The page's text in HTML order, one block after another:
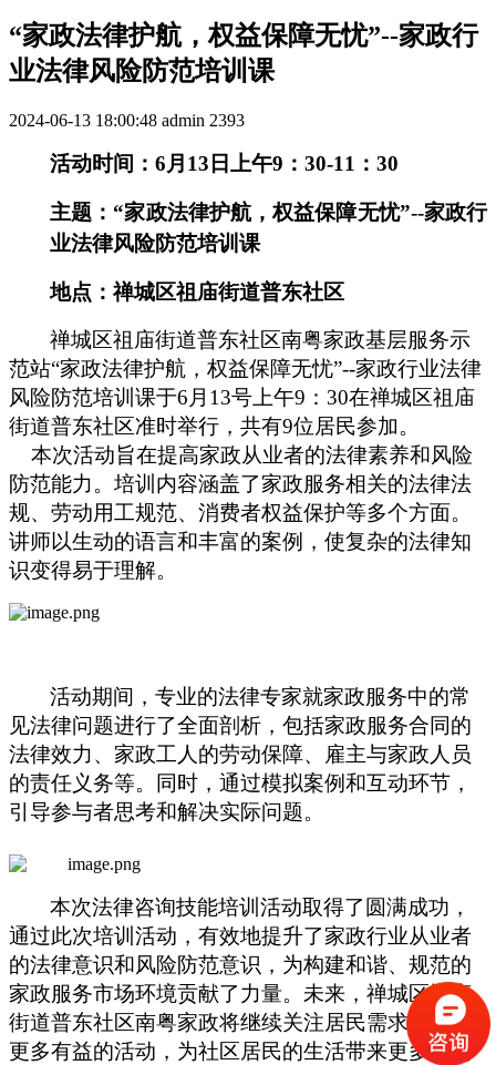
“家政法律护航，权益保障无忧”--家政行
业法律风险防范培训课
2024-06-13 18:00:48 admin 2393
活动时间： 6月 13 日上午9：30-11：30
主题： “家政法律护航，权益保障无忧”--家政行
业法律风险防范培训课
地点：禅城区祖庙街道普东社区
禅城区祖庙街道普东社区南粤家政基层服务示
范站“家政法律护航，权益保障无忧”--家政行业法律
风险防范培训课于6月13号 上午9：30在禅城区祖庙
街道普东社区准时举行，共有9位居民参加。
本次活动旨在提高家政从业者的法律素养和风险
防范能力。培训内容涵盖了家政服务相关的法律法
规、劳动用工规范、消费者权益保护等多个方面。
讲师以生动的语言和丰富的案例，使复杂的法律知
识变得易于理解。
活动期间，专业的法律专家就家政服务中的常
见法律问题进行了全面剖析，包括家政服务合同的
法律效力、家政工人的劳动保障、雇主与家政人员
的责任义务等。同时，通过模拟案例和互动环节，
引导参与者思考和解决实际问题。
本次法律咨询技能培训活动取得了圆满成功，
通过此次培训活动，有效地提升了家政行业从业者
的法律意识和风险防范意识，为构建和谐、规范的
家政服务市场环境贡献了力量。未来，禅城区祖庙
街道普东社区南粤家政将继续关注居民需求，举办
更多有益的活动，为社区居民的生活带来更多便利